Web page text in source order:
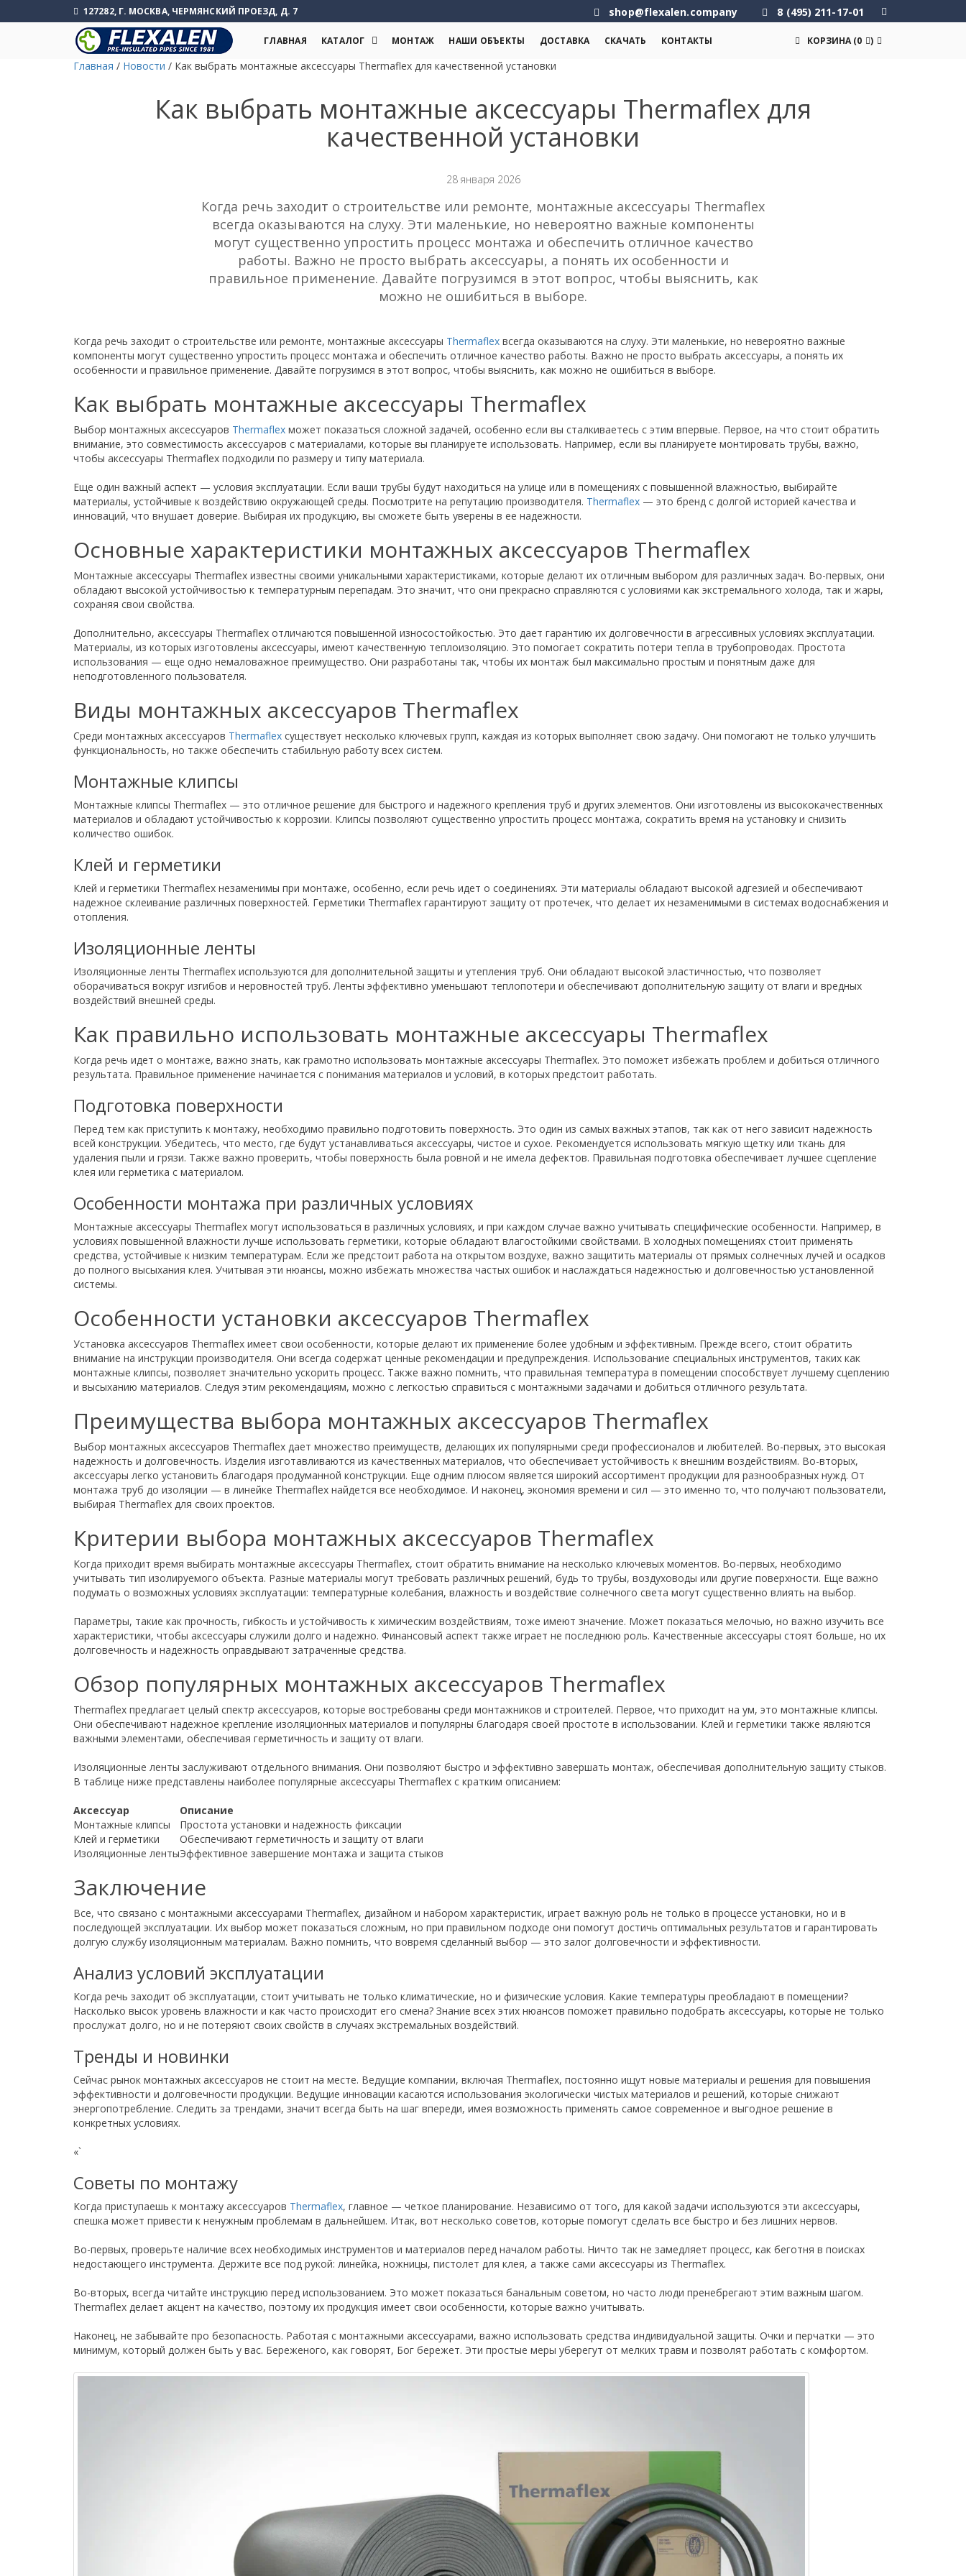
127282, Г. МОСКВА, ЧЕРМЯНСКИЙ ПРОЕЗД, Д. 7 shop@flexalen.company 8 (495) 211-17-01
ГЛАВНАЯ КАТАЛОГ МОНТАЖ НАШИ ОБЪЕКТЫ ДОСТАВКА СКАЧАТЬ КОНТАКТЫ КОРЗИНА (0 )
Главная / Новости / Как выбрать монтажные аксессуары Thermaflex для качественной установки
Как выбрать монтажные аксессуары Thermaflex для
качественной установки
28 января 2026
Когда речь заходит о строительстве или ремонте, монтажные аксессуары Thermaflex
всегда оказываются на слуху. Эти маленькие, но невероятно важные компоненты
могут существенно упростить процесс монтажа и обеспечить отличное качество
работы. Важно не просто выбрать аксессуары, а понять их особенности и
правильное применение. Давайте погрузимся в этот вопрос, чтобы выяснить, как
можно не ошибиться в выборе.
Когда речь заходит о строительстве или ремонте, монтажные аксессуары Thermaflex всегда оказываются на слуху. Эти маленькие, но невероятно важные
компоненты могут существенно упростить процесс монтажа и обеспечить отличное качество работы. Важно не просто выбрать аксессуары, а понять их
особенности и правильное применение. Давайте погрузимся в этот вопрос, чтобы выяснить, как можно не ошибиться в выборе.
Как выбрать монтажные аксессуары Thermaflex
Выбор монтажных аксессуаров Thermaflex может показаться сложной задачей, особенно если вы сталкиваетесь с этим впервые. Первое, на что стоит обратить
внимание, это совместимость аксессуаров с материалами, которые вы планируете использовать. Например, если вы планируете монтировать трубы, важно,
чтобы аксессуары Thermaflex подходили по размеру и типу материала.
Еще один важный аспект — условия эксплуатации. Если ваши трубы будут находиться на улице или в помещениях с повышенной влажностью, выбирайте
материалы, устойчивые к воздействию окружающей среды. Посмотрите на репутацию производителя. Thermaflex — это бренд с долгой историей качества и
инноваций, что внушает доверие. Выбирая их продукцию, вы сможете быть уверены в ее надежности.
Основные характеристики монтажных аксессуаров Thermaflex
Монтажные аксессуары Thermaflex известны своими уникальными характеристиками, которые делают их отличным выбором для различных задач. Во-первых, они
обладают высокой устойчивостью к температурным перепадам. Это значит, что они прекрасно справляются с условиями как экстремального холода, так и жары,
сохраняя свои свойства.
Дополнительно, аксессуары Thermaflex отличаются повышенной износостойкостью. Это дает гарантию их долговечности в агрессивных условиях эксплуатации.
Материалы, из которых изготовлены аксессуары, имеют качественную теплоизоляцию. Это помогает сократить потери тепла в трубопроводах. Простота
использования — еще одно немаловажное преимущество. Они разработаны так, чтобы их монтаж был максимально простым и понятным даже для
неподготовленного пользователя.
Виды монтажных аксессуаров Thermaflex
Среди монтажных аксессуаров Thermaflex существует несколько ключевых групп, каждая из которых выполняет свою задачу. Они помогают не только улучшить
функциональность, но также обеспечить стабильную работу всех систем.
Монтажные клипсы
Монтажные клипсы Thermaflex — это отличное решение для быстрого и надежного крепления труб и других элементов. Они изготовлены из высококачественных
материалов и обладают устойчивостью к коррозии. Клипсы позволяют существенно упростить процесс монтажа, сократить время на установку и снизить
количество ошибок.
Клей и герметики
Клей и герметики Thermaflex незаменимы при монтаже, особенно, если речь идет о соединениях. Эти материалы обладают высокой адгезией и обеспечивают
надежное склеивание различных поверхностей. Герметики Thermaflex гарантируют защиту от протечек, что делает их незаменимыми в системах водоснабжения и
отопления.
Изоляционные ленты
Изоляционные ленты Thermaflex используются для дополнительной защиты и утепления труб. Они обладают высокой эластичностью, что позволяет
оборачиваться вокруг изгибов и неровностей труб. Ленты эффективно уменьшают теплопотери и обеспечивают дополнительную защиту от влаги и вредных
воздействий внешней среды.
Как правильно использовать монтажные аксессуары Thermaflex
Когда речь идет о монтаже, важно знать, как грамотно использовать монтажные аксессуары Thermaflex. Это поможет избежать проблем и добиться отличного
результата. Правильное применение начинается с понимания материалов и условий, в которых предстоит работать.
Подготовка поверхности
Перед тем как приступить к монтажу, необходимо правильно подготовить поверхность. Это один из самых важных этапов, так как от него зависит надежность
всей конструкции. Убедитесь, что место, где будут устанавливаться аксессуары, чистое и сухое. Рекомендуется использовать мягкую щетку или ткань для
удаления пыли и грязи. Также важно проверить, чтобы поверхность была ровной и не имела дефектов. Правильная подготовка обеспечивает лучшее сцепление
клея или герметика с материалом.
Особенности монтажа при различных условиях
Монтажные аксессуары Thermaflex могут использоваться в различных условиях, и при каждом случае важно учитывать специфические особенности. Например, в
условиях повышенной влажности лучше использовать герметики, которые обладают влагостойкими свойствами. В холодных помещениях стоит применять
средства, устойчивые к низким температурам. Если же предстоит работа на открытом воздухе, важно защитить материалы от прямых солнечных лучей и осадков
до полного высыхания клея. Учитывая эти нюансы, можно избежать множества частых ошибок и наслаждаться надежностью и долговечностью установленной
системы.
Особенности установки аксессуаров Thermaflex
Установка аксессуаров Thermaflex имеет свои особенности, которые делают их применение более удобным и эффективным. Прежде всего, стоит обратить
внимание на инструкции производителя. Они всегда содержат ценные рекомендации и предупреждения. Использование специальных инструментов, таких как
монтажные клипсы, позволяет значительно ускорить процесс. Также важно помнить, что правильная температура в помещении способствует лучшему сцеплению
и высыханию материалов. Следуя этим рекомендациям, можно с легкостью справиться с монтажными задачами и добиться отличного результата.
Преимущества выбора монтажных аксессуаров Thermaflex
Выбор монтажных аксессуаров Thermaflex дает множество преимуществ, делающих их популярными среди профессионалов и любителей. Во-первых, это высокая
надежность и долговечность. Изделия изготавливаются из качественных материалов, что обеспечивает устойчивость к внешним воздействиям. Во-вторых,
аксессуары легко установить благодаря продуманной конструкции. Еще одним плюсом является широкий ассортимент продукции для разнообразных нужд. От
монтажа труб до изоляции — в линейке Thermaflex найдется все необходимое. И наконец, экономия времени и сил — это именно то, что получают пользователи,
выбирая Thermaflex для своих проектов.
Критерии выбора монтажных аксессуаров Thermaflex
Когда приходит время выбирать монтажные аксессуары Thermaflex, стоит обратить внимание на несколько ключевых моментов. Во-первых, необходимо
учитывать тип изолируемого объекта. Разные материалы могут требовать различных решений, будь то трубы, воздуховоды или другие поверхности. Еще важно
подумать о возможных условиях эксплуатации: температурные колебания, влажность и воздействие солнечного света могут существенно влиять на выбор.
Параметры, такие как прочность, гибкость и устойчивость к химическим воздействиям, тоже имеют значение. Может показаться мелочью, но важно изучить все
характеристики, чтобы аксессуары служили долго и надежно. Финансовый аспект также играет не последнюю роль. Качественные аксессуары стоят больше, но их
долговечность и надежность оправдывают затраченные средства.
Обзор популярных монтажных аксессуаров Thermaflex
Thermaflex предлагает целый спектр аксессуаров, которые востребованы среди монтажников и строителей. Первое, что приходит на ум, это монтажные клипсы.
Они обеспечивают надежное крепление изоляционных материалов и популярны благодаря своей простоте в использовании. Клей и герметики также являются
важными элементами, обеспечивая герметичность и защиту от влаги.
Изоляционные ленты заслуживают отдельного внимания. Они позволяют быстро и эффективно завершать монтаж, обеспечивая дополнительную защиту стыков.
В таблице ниже представлены наиболее популярные аксессуары Thermaflex с кратким описанием:
Аксессуар
Описание
Монтажные клипсы
Простота установки и надежность фиксации
Клей и герметики
Обеспечивают герметичность и защиту от влаги
Изоляционные лентыЭффективное завершение монтажа и защита стыков
Заключение
Все, что связано с монтажными аксессуарами Thermaflex, дизайном и набором характеристик, играет важную роль не только в процессе установки, но и в
последующей эксплуатации. Их выбор может показаться сложным, но при правильном подходе они помогут достичь оптимальных результатов и гарантировать
долгую службу изоляционным материалам. Важно помнить, что вовремя сделанный выбор — это залог долговечности и эффективности.
Анализ условий эксплуатации
Когда речь заходит об эксплуатации, стоит учитывать не только климатические, но и физические условия. Какие температуры преобладают в помещении?
Насколько высок уровень влажности и как часто происходит его смена? Знание всех этих нюансов поможет правильно подобрать аксессуары, которые не только
прослужат долго, но и не потеряют своих свойств в случаях экстремальных воздействий.
Тренды и новинки
Сейчас рынок монтажных аксессуаров не стоит на месте. Ведущие компании, включая Thermaflex, постоянно ищут новые материалы и решения для повышения
эффективности и долговечности продукции. Ведущие инновации касаются использования экологически чистых материалов и решений, которые снижают
энергопотребление. Следить за трендами, значит всегда быть на шаг впереди, имея возможность применять самое современное и выгодное решение в
конкретных условиях.
«`
Советы по монтажу
Когда приступаешь к монтажу аксессуаров Thermaflex, главное — четкое планирование. Независимо от того, для какой задачи используются эти аксессуары,
спешка может привести к ненужным проблемам в дальнейшем. Итак, вот несколько советов, которые помогут сделать все быстро и без лишних нервов.
Во-первых, проверьте наличие всех необходимых инструментов и материалов перед началом работы. Ничто так не замедляет процесс, как беготня в поисках
недостающего инструмента. Держите все под рукой: линейка, ножницы, пистолет для клея, а также сами аксессуары из Thermaflex.
Во-вторых, всегда читайте инструкцию перед использованием. Это может показаться банальным советом, но часто люди пренебрегают этим важным шагом.
Thermaflex делает акцент на качество, поэтому их продукция имеет свои особенности, которые важно учитывать.
Наконец, не забывайте про безопасность. Работая с монтажными аксессуарами, важно использовать средства индивидуальной защиты. Очки и перчатки — это
минимум, который должен быть у вас. Береженого, как говорят, Бог бережет. Эти простые меры уберегут от мелких травм и позволят работать с комфортом.